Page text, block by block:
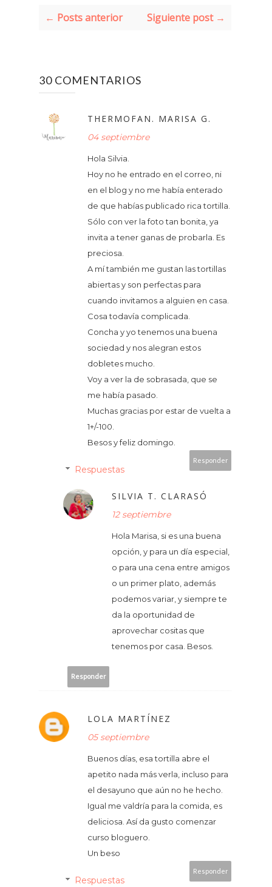
← Posts anterior Siguiente post →
30 COMENTARIOS
THERMOFAN. MARISA G.
04 septiembre
Hola Silvia.
Hoy no he entrado en el correo, ni
en el blog y no me había enterado
de que habías publicado rica tortilla.
Sólo con ver la foto tan bonita, ya
invita a tener ganas de probarla. Es
preciosa.
A mí también me gustan las tortillas
abiertas y son perfectas para
cuando invitamos a alguien en casa.
Cosa todavía complicada.
Concha y yo tenemos una buena
sociedad y nos alegran estos
dobletes mucho.
Voy a ver la de sobrasada, que se
me había pasado.
Muchas gracias por estar de vuelta a
1+/-100.
Besos y feliz domingo.
Responder
Respuestas
SILVIA T. CLARASÓ
12 septiembre
Hola Marisa, si es una buena
opción, y para un día especial,
o para una cena entre amigos
o un primer plato, además
podemos variar, y siempre te
da la oportunidad de
aprovechar cositas que
tenemos por casa. Besos.
Responder
LOLA MARTÍNEZ
05 septiembre
Buenos días, esa tortilla abre el
apetito nada más verla, incluso para
el desayuno que aún no he hecho.
Igual me valdría para la comida, es
deliciosa. Así da gusto comenzar
curso bloguero.
Un beso
Responder
Respuestas